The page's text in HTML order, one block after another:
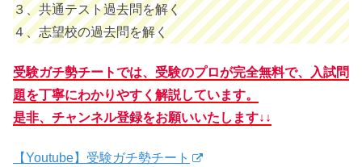
３、共通テスト過去問を解く
４、志望校の過去問を解く
受験ガチ勢チートでは、受験のプロが完全無料で、入試問
題を丁寧にわかりやすく解説しています。
是非、チャンネル登録をお願いいたします↓↓
【Youtube】受験ガチ勢チート